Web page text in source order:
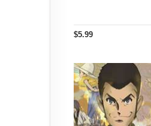
$5.99